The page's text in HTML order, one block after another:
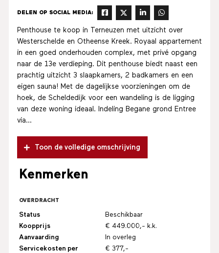
DELEN OP SOCIAL MEDIA:
Penthouse te koop in Terneuzen met uitzicht over
Westerschelde en Otheense Kreek. Royaal appartement
in een goed onderhouden complex, met privé opgang
naar de 13e verdieping. Dit penthouse biedt naast een
prachtig uitzicht 3 slaapkamers, 2 badkamers en een
eigen sauna! Met de dagelijkse voorzieningen om de
hoek, de Scheldedijk voor een wandeling is de ligging
van deze woning ideaal. Indeling Begane grond Entree
via...
Toon de volledige omschrijving
Kenmerken
OVERDRACHT
Status
Beschikbaar
Koopprijs
€ 449.000,- k.k.
Aanvaarding
In overleg
Servicekosten per
€ 377,-